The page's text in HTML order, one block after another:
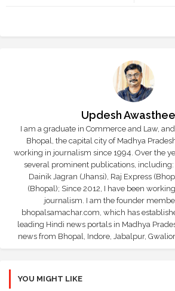
Updesh Awasthee
I am a graduate in Commerce and Law,
Bhopal, the capital city of Madhya
working in journalism since 1994. Over the
several prominent publications, including:
Dainik Jagran (Jhansi), Raj Express
(Bhopal); Since 2012, I have been
journalism. I am the founder
bhopalsamachar.com, which has
leading Hindi news portals in Madhya
news from Bhopal, Indore, Jabalpur,
YOU MIGHT LIKE